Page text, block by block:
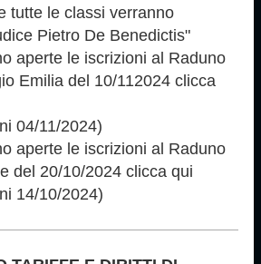
tutte le classi verranno
Pietro De Benedictis"
aperte le iscrizioni al Raduno
Emilia del 10/112024 clicca
04/11/2024)
aperte le iscrizioni al Raduno
del 20/10/2024 clicca qui
14/10/2024)